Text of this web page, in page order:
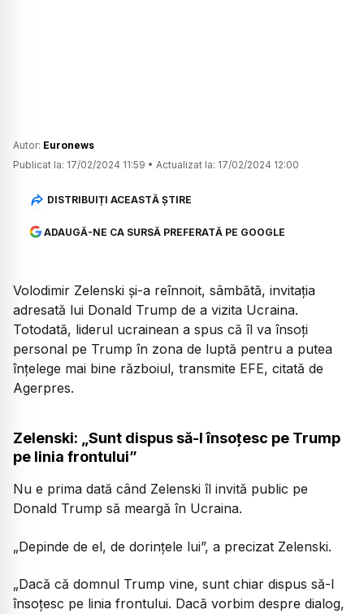
Autor: Euronews
Publicat la: 17/02/2024 11:59 • Actualizat la: 17/02/2024 12:00
DISTRIBUIȚI ACEASTĂ ȘTIRE
ADAUGĂ-NE CA SURSĂ PREFERATĂ PE GOOGLE
Volodimir Zelenski şi-a reînnoit, sâmbătă, invitaţia
adresată lui Donald Trump de a vizita Ucraina.
Totodată, liderul ucrainean a spus că îl va însoți
personal pe Trump în zona de luptă pentru a putea
înţelege mai bine războiul, transmite EFE, citată de
Agerpres.
Zelenski: „Sunt dispus să-l însoţesc pe Trump
pe linia frontului”
Nu e prima dată când Zelenski îl invită public pe
Donald Trump să meargă în Ucraina.
„Depinde de el, de dorinţele lui”, a precizat Zelenski.
„Dacă că domnul Trump vine, sunt chiar dispus să-l
însoţesc pe linia frontului. Dacă vorbim despre dialog,